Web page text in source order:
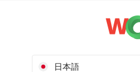
日本語